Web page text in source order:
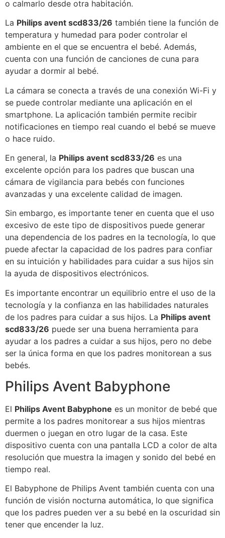
o calmarlo desde otra habitación.
La Philips avent scd833/26 también tiene la función de
temperatura y humedad para poder controlar el
ambiente en el que se encuentra el bebé. Además,
cuenta con una función de canciones de cuna para
ayudar a dormir al bebé.
La cámara se conecta a través de una conexión Wi-Fi y
se puede controlar mediante una aplicación en el
smartphone. La aplicación también permite recibir
notificaciones en tiempo real cuando el bebé se mueve
o hace ruido.
En general, la Philips avent scd833/26 es una
excelente opción para los padres que buscan una
cámara de vigilancia para bebés con funciones
avanzadas y una excelente calidad de imagen.
Sin embargo, es importante tener en cuenta que el uso
excesivo de este tipo de dispositivos puede generar
una dependencia de los padres en la tecnología, lo que
puede afectar la capacidad de los padres para confiar
en su intuición y habilidades para cuidar a sus hijos sin
la ayuda de dispositivos electrónicos.
Es importante encontrar un equilibrio entre el uso de la
tecnología y la confianza en las habilidades naturales
de los padres para cuidar a sus hijos. La Philips avent
scd833/26 puede ser una buena herramienta para
ayudar a los padres a cuidar a sus hijos, pero no debe
ser la única forma en que los padres monitorean a sus
bebés.
Philips Avent Babyphone
El Philips Avent Babyphone es un monitor de bebé que
permite a los padres monitorear a sus hijos mientras
duermen o juegan en otro lugar de la casa. Este
dispositivo cuenta con una pantalla LCD a color de alta
resolución que muestra la imagen y sonido del bebé en
tiempo real.
El Babyphone de Philips Avent también cuenta con una
función de visión nocturna automática, lo que significa
que los padres pueden ver a su bebé en la oscuridad sin
tener que encender la luz.